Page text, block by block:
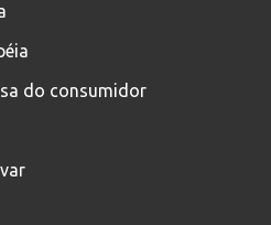
do consumidor